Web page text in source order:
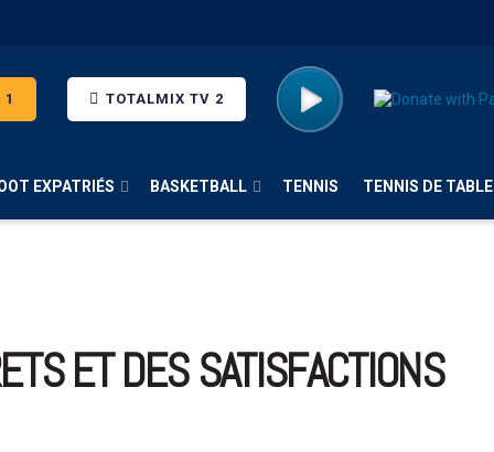
TOTALMIX TV 2
EXPATRIÉS BASKETBALL TENNIS TENNIS DE TABLE
ET DES SATISFACTIONS